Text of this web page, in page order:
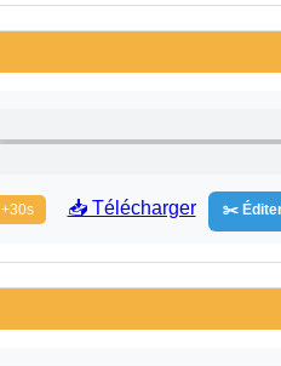
+30s 📥 Télécharger ✂️